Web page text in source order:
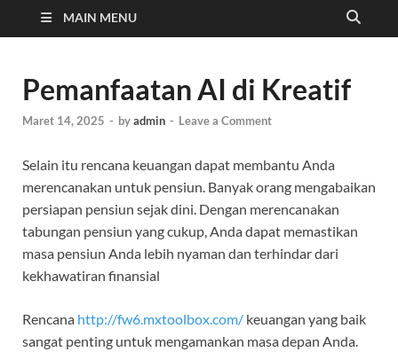
MAIN MENU
Pemanfaatan AI di Kreatif
Maret 14, 2025 - byadmin - Leave a Comment
Selain itu rencana keuangan dapat membantu Anda
merencanakan untuk pensiun. Banyak orang mengabaikan
persiapan pensiun sejak dini. Dengan merencanakan
tabungan pensiun yang cukup, Anda dapat memastikan
masa pensiun Anda lebih nyaman dan terhindar dari
kekhawatiran finansial
Rencana http://fw6.mxtoolbox.com/ keuangan yang baik
sangat penting untuk mengamankan masa depan Anda.